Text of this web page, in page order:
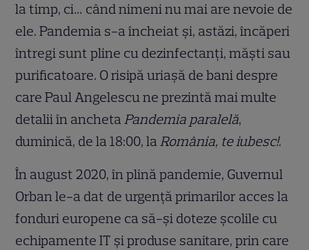
la timp, ci… când nimeni nu mai are nevoie de
ele. Pandemia s-a încheiat și, astăzi, încăperi
întregi sunt pline cu dezinfectanți, măști sau
purificatoare. O risipă uriașă de bani despre
care Paul Angelescu ne prezintă mai multe
detalii în anchetaPandemia paralelă,
duminică, de la 18:00, laRomânia, te iubesc!.
În august 2020, în plină pandemie, Guvernul
Orban le-a dat de urgență primarilor acces la
fonduri europene ca să-și doteze școlile cu
echipamente IT și produse sanitare, prin care